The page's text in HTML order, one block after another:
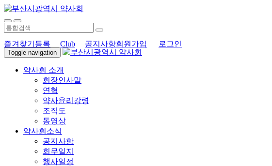
즐겨찾기등록 Club 공지사항회원가입 로그인
Toggle navigation
약사회 소개
회장인사말
연혁
약사윤리강령
조직도
동영상
약사회소식
공지사항
회무일지
행사일정